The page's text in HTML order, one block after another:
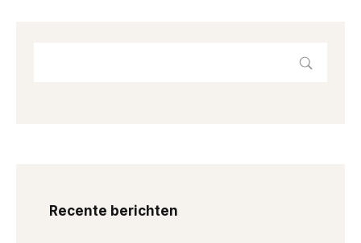
Recente berichten